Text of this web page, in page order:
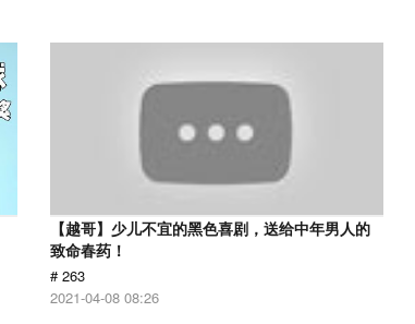
【越哥】少儿不宜的黑色喜剧，送给中年男人的
致命春药！
# 263
2021-04-08 08:26